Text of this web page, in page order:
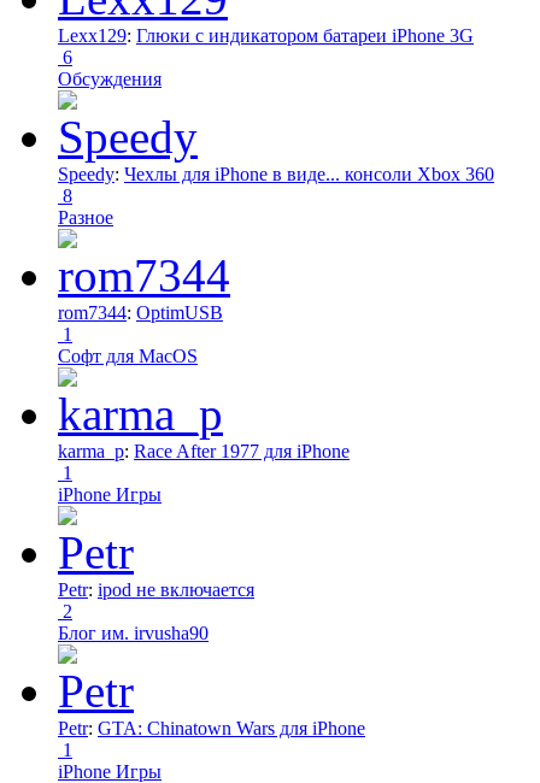
Lexx129: Глюки с индикатором батареи iPhone 3G
6
Обсуждения
Speedy: Чехлы для iPhone в виде... консоли Xbox 360
8
Разное
rom7344: OptimUSB
1
Софт для MacOS
karma_p: Race After 1977 для iPhone
1
iPhone Игры
Petr: ipod не включается
2
Блог им. irvusha90
Petr: GTA: Chinatown Wars для iPhone
1
iPhone Игры